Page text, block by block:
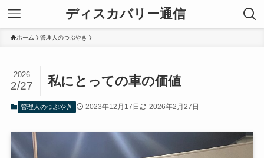
ディスカバリー通信
ホーム 管理人のつぶやき
私にとっての車の価値
2026
2/27
管理人のつぶやき 2023年12月17日 2026年2月27日